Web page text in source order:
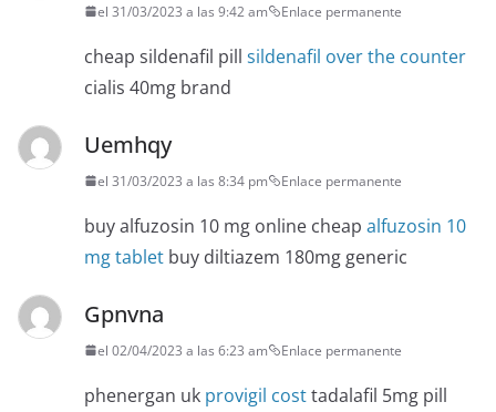
el 31/03/2023 a las 9:42 am Enlace permanente
cheap sildenafil pill sildenafil over the counter
cialis 40mg brand
Uemhqy
el 31/03/2023 a las 8:34 pm Enlace permanente
buy alfuzosin 10 mg online cheap alfuzosin 10
mg tablet buy diltiazem 180mg generic
Gpnvna
el 02/04/2023 a las 6:23 am Enlace permanente
phenergan uk provigil costtadalafil 5mg pill